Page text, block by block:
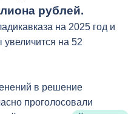
рублей.
на 2025 год и
на 52
в решение
проголосовали